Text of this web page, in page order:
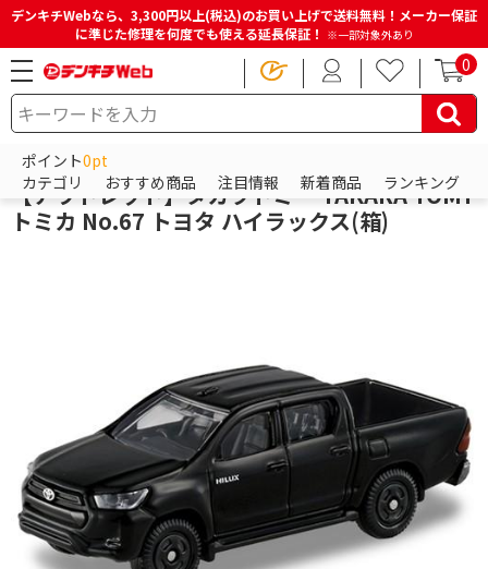
デンキチWebなら、3,300円以上(税込)のお買い上げで送料無料！メーカー保証
に準じた修理を何度でも使える延長保証！ ※一部対象外あり
0
ポイント0pt
カテゴリ
おすすめ商品 注目情報 新着商品 ランキング
HOME 商品一覧ページ おもちゃ・ホビー・ベビー用品
タカラトミー
【アウトレット】タカラトミー TAKARA TOMY
トミカ No.67 トヨタ ハイラックス(箱)